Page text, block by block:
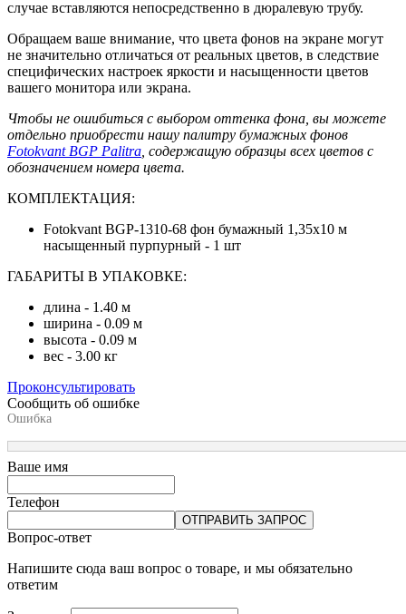
случае вставляются непосредственно в дюралевую трубу.
Обращаем ваше внимание, что цвета фонов на экране могут
не значительно отличаться от реальных цветов, в следствие
специфических настроек яркости и насыщенности цветов
вашего монитора или экрана.
Чтобы не ошибиться с выбором оттенка фона, вы можете
отдельно приобрести нашу палитру бумажных фонов
Fotokvant BGP Palitra , содержащую образцы всех цветов с
обозначением номера цвета.
КОМПЛЕКТАЦИЯ:
Fotokvant BGP-1310-68 фон бумажный 1,35х10 м
насыщенный пурпурный - 1 шт
ГАБАРИТЫ В УПАКОВКЕ:
длина - 1.40 м
ширина - 0.09 м
высота - 0.09 м
вес - 3.00 кг
Проконсультировать
Сообщить об ошибке
Ошибка
Ваше имя
Телефон
ОТПРАВИТЬ ЗАПРОС
Вопрос-ответ
Напишите сюда ваш вопрос о товаре, и мы обязательно
ответим